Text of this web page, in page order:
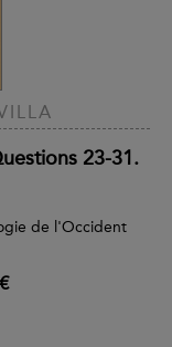
23-31.
de l'Occident